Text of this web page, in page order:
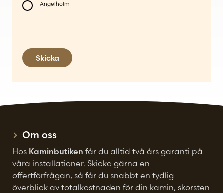
Ängelholm
Skicka
Om oss
Hos Kaminbutiken får du alltid två års garanti på
våra installationer. Skicka gärna en
offertförfrågan, så får du snabbt en tydlig
överblick av totalkostnaden för din kamin, skorsten